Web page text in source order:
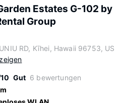
Estates G-102 by
Group
RD, Kīhei, Hawaii 96753, US
Gut 6 bewertungen